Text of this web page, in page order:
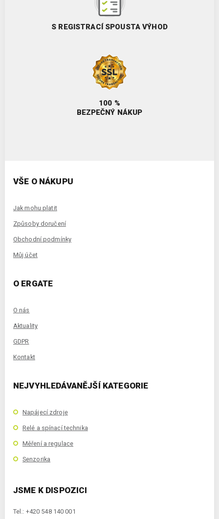
S REGISTRACÍ SPOUSTA VÝHOD
100 %
BEZPEČNÝ NÁKUP
VŠE O NÁKUPU
Jak mohu platit
Způsoby doručení
Obchodní podmínky
Můj účet
O ERGATE
O nás
Aktuality
GDPR
Kontakt
NEJVYHLEDÁVANĚJŠÍ KATEGORIE
Napájecí zdroje
Relé a spínací technika
Měření a regulace
Senzorika
JSME K DISPOZICI
Tel.: +420 548 140 001